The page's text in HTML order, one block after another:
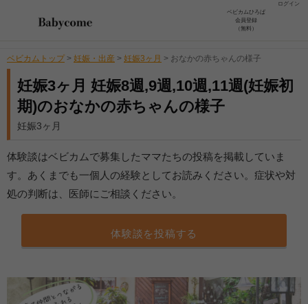
ログイン
ベビカムひろば
会員登録
（無料）
ベビカムトップ > 妊娠・出産 > 妊娠3ヶ月 > おなかの赤ちゃんの様子
妊娠3ヶ月 妊娠8週,9週,10週,11週(妊娠初
期)のおなかの赤ちゃんの様子
妊娠3ヶ月
体験談はベビカムで募集したママたちの投稿を掲載していま
す。あくまでも一個人の経験としてお読みください。症状や対
処の判断は、医師にご相談ください。
体験談を投稿する